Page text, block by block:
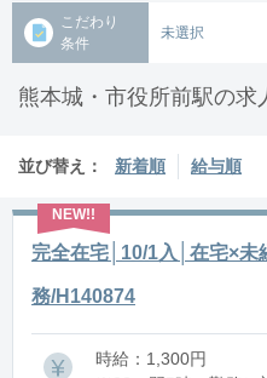
こだわり
条件
未選択
熊本城・市役所前駅の求
並び替え： 新着順 給与順
完全在宅│10/1入│在宅×
務/H140874
時給：1,300円